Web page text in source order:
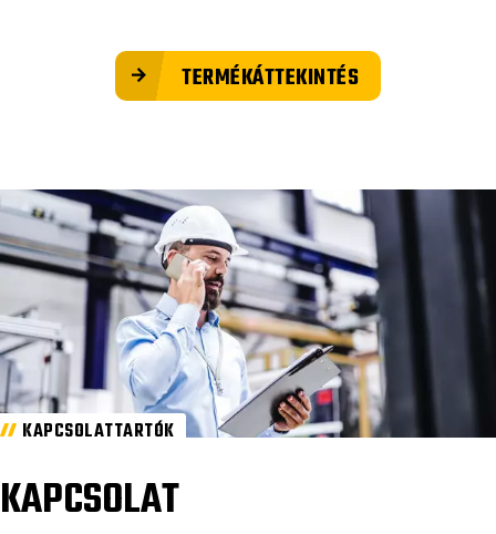
TERMÉKÁTTEKINTÉS
KAPCSOLATTARTÓK
KAPCSOLAT